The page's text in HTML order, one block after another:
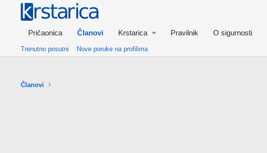
Pričaonica Članovi Krstarica Pravilnik O sigurnosti
Trenutno prisutni Nove poruke na profilima
Članovi